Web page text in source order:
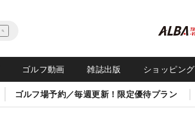
ゴルフ動画 雑誌出版 ショッピング
ゴルフ場予約／毎週更新！限定優待プラン